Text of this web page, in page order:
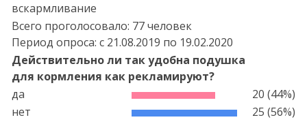
вскармливание
Всего проголосовало: 77 человек
Период опроса: c 21.08.2019 по 19.02.2020
Действительно ли так удобна подушка
для кормления как рекламируют?
да
20 (44%)
нет
25 (56%)